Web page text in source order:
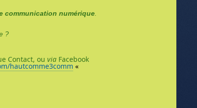
communication numérique
?
Contact, ou via Facebook
hautcomme3comm «